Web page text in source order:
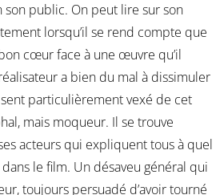
son public. On peut lire sur son
lorsqu’il se rend compte que
cœur face à une œuvre qu’il
a bien du mal à dissimuler
particulièrement vexé de cet
mais moqueur. Il se trouve
acteurs qui expliquent tous à quel
le film. Un désaveu général qui
toujours persuadé d’avoir tourné